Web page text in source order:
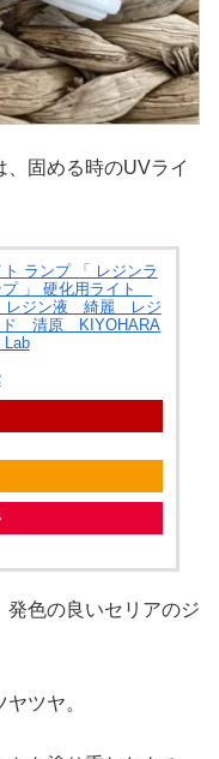
、固める時のUVライ
ランプ 「 レジンラ
プ 」 硬化用ライト
レジン液 綺麗 レジ
ド 清原 KIYOHARA
Lab
色の良いセリアのジ
ツヤ。